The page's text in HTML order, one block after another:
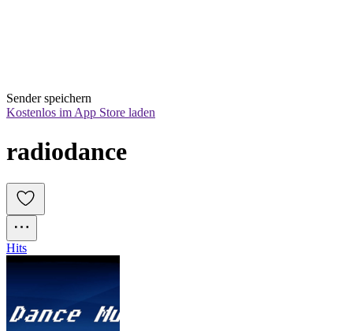
Sender speichern
Kostenlos im App Store laden
radiodance
Hits